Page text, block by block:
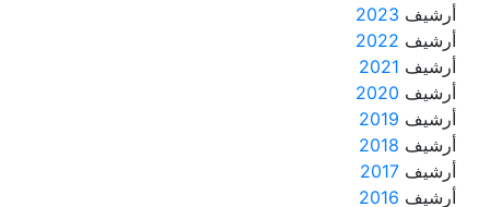
أرشيف 2023
أرشيف 2022
أرشيف 2021
أرشيف 2020
أرشيف 2019
أرشيف 2018
أرشيف 2017
أرشيف 2016